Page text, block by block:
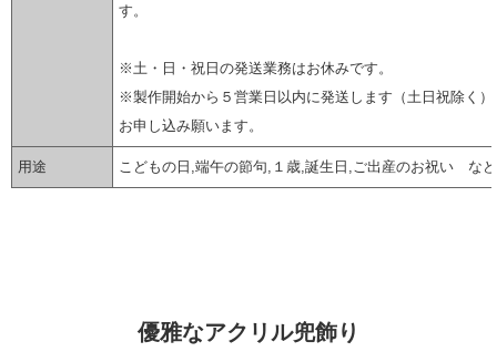
す。
※土・日・祝日の発送業務はお休みです。
※製作開始から５営業日以内に発送します（土日祝除く
お申し込み願います。
用途 こどもの日,端午の節句,１歳,誕生日,ご出産のお祝い など
優雅なアクリル兜飾り